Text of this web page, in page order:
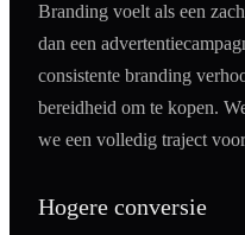
Branding voelt als een
dan een
consistente branding
bereidheid om te kopen.
we een volledig traject
Hogere conversie